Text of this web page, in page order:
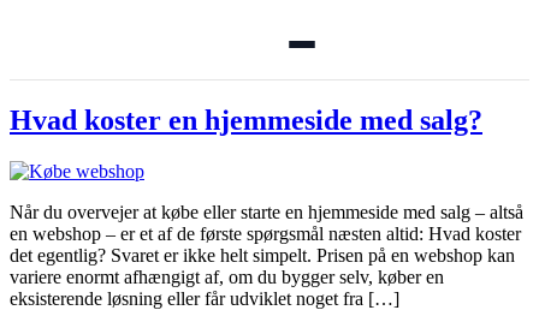
➕ Opret annonce
🔑 Log ind
Hvad koster en hjemmeside med salg?
Når du overvejer at købe eller starte en hjemmeside med salg – altså
en webshop – er et af de første spørgsmål næsten altid: Hvad koster
det egentlig? Svaret er ikke helt simpelt. Prisen på en webshop kan
variere enormt afhængigt af, om du bygger selv, køber en
eksisterende løsning eller får udviklet noget fra […]